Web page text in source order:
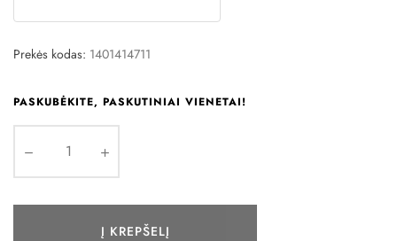
Prekės kodas: 1401414711
PASKUBĖKITE, PASKUTINIAI VIENETAI!
Į KREPŠELĮ